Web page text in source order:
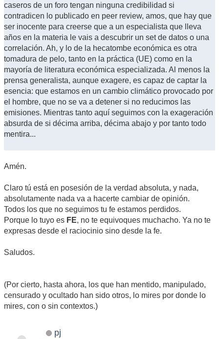
caseros de un foro tengan ninguna credibilidad si
contradicen lo publicado en peer review, amos, que hay que
ser inocente para creerse que a un especialista que lleva
años en la materia le vais a descubrir un set de datos o una
correlación. Ah, y lo de la hecatombe económica es otra
tomadura de pelo, tanto en la práctica (UE) como en la
mayoría de literatura económica especializada. Al menos la
prensa generalista, aunque exagere, es capaz de captar la
esencia: que estamos en un cambio climático provocado por
el hombre, que no se va a detener si no reducimos las
emisiones. Mientras tanto aquí seguimos con la exageración
absurda de si décima arriba, décima abajo y por tanto todo
mentira...
Amén.
Claro tú está en posesión de la verdad absoluta, y nada,
absolutamente nada va a hacerte cambiar de opinión.
Todos los que no seguimos tu fe estamos perdidos.
Porque lo tuyo es FE, no te equivoques muchacho. Ya no te
expresas desde el raciocinio sino desde la fe.
Saludos.
(Por cierto, hasta ahora, los que han mentido, manipulado,
censurado y ocultado han sido otros, lo mires por donde lo
mires, con o sin contextos.)
pj